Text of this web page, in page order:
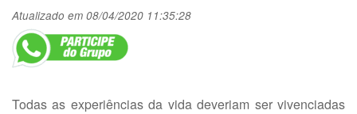
Atualizado em 08/04/2020 11:35:28
Todas as experiências da vida deveriam ser vivenciadas